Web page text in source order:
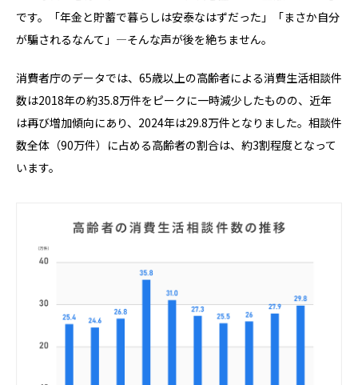
です。「年金と貯蓄で暮らしは安泰なはずだった」「まさか自分
が騙されるなんて」—そんな声が後を絶ちません。
消費者庁のデータでは、65歳以上の高齢者による消費生活相談件
数は2018年の約35.8万件をピークに一時減少したものの、近年
は再び増加傾向にあり、2024年は29.8万件となりました。相談件
数全体（90万件）に占める高齢者の割合は、約3割程度となって
います。